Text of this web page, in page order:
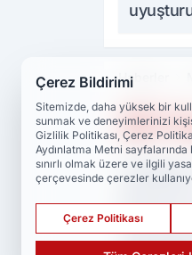
Haberler
15
9'uncu
Çerez Bildirimi
Sitemizde, daha yüksek bir
sunmak ve deneyimlerinizi
Gizlilik Politikası, Çerez
Aydınlatma Metni
sınırlı olmak üzere ve ilgili
çerçevesinde çerezler
Çerez Politikası